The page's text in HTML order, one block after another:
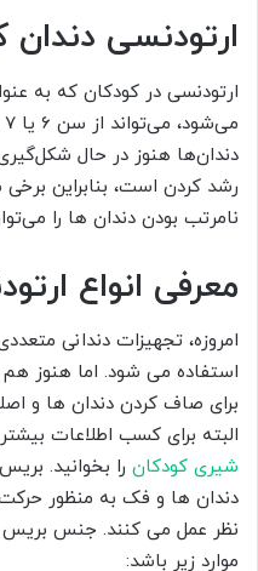
ارتودنسی
ارتودنسی در کودکان که به
دندان‌ها هنوز در حال
رشد کردن است، بنابراین
نامرتب بودن دندان ها را
معرفی انواع
امروزه، تجهیزات دندانی
استفاده می شود. اما هنوز هم
برای صاف کردن دندان ها و
البته برای کسب اطلاعات بیشتر
شیری کودکان را بخوانید.
دندان ها و فک به منظور
نظر عمل می کنند. جنس بریس
موارد زیر باشد: